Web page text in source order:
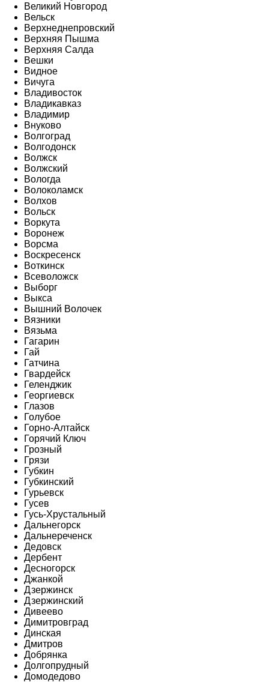
Великий Новгород
Вельск
Верхнеднепровский
Верхняя Пышма
Верхняя Салда
Вешки
Видное
Вичуга
Владивосток
Владикавказ
Владимир
Внуково
Волгоград
Волгодонск
Волжск
Волжский
Вологда
Волоколамск
Волхов
Вольск
Воркута
Воронеж
Ворсма
Воскресенск
Воткинск
Всеволожск
Выборг
Выкса
Вышний Волочек
Вязники
Вязьма
Гагарин
Гай
Гатчина
Гвардейск
Геленджик
Георгиевск
Глазов
Голубое
Горно-Алтайск
Горячий Ключ
Грозный
Грязи
Губкин
Губкинский
Гурьевск
Гусев
Гусь-Хрустальный
Дальнегорск
Дальнереченск
Дедовск
Дербент
Десногорск
Джанкой
Дзержинск
Дзержинский
Дивеево
Димитровград
Динская
Дмитров
Добрянка
Долгопрудный
Домодедово